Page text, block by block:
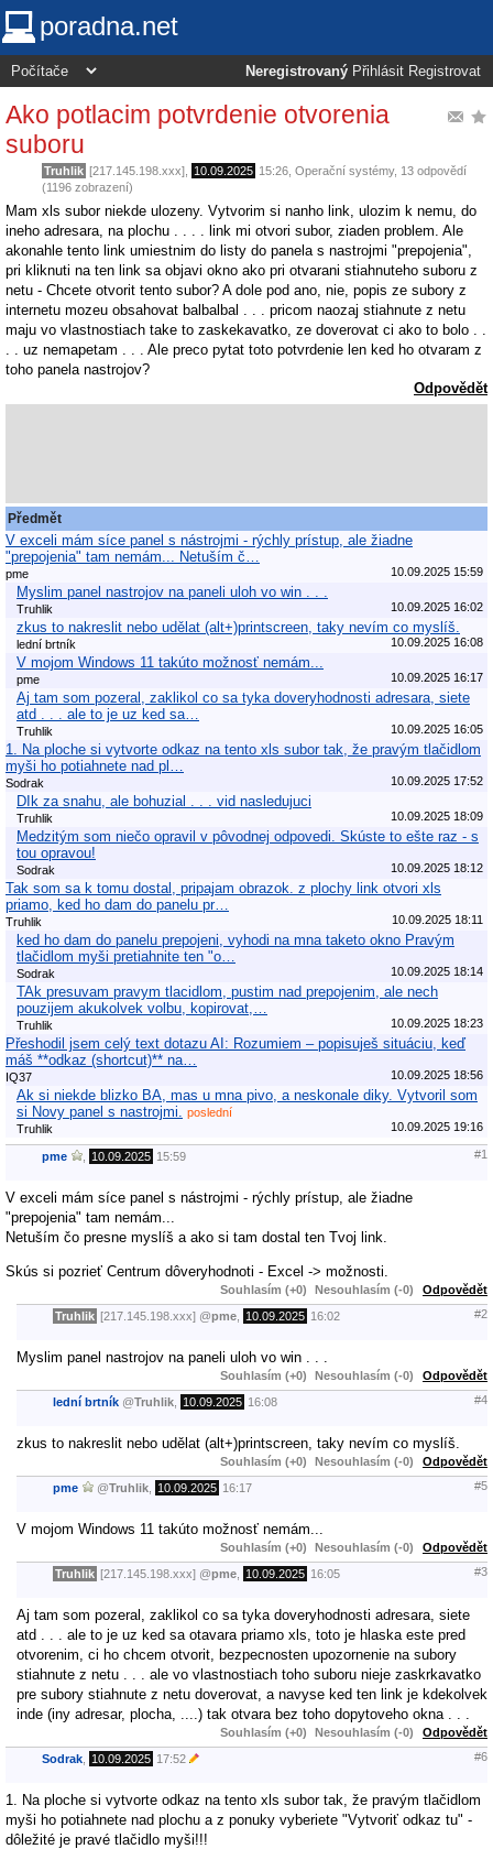
poradna.net
Neregistrovaný Přihlásit Registrovat
Ako potlacim potvrdenie otvorenia
suboru
Truhlik [217.145.198.xxx], 10.09.2025 15:26 Operační systémy, 13 odpovědí
(1196 zobrazení)
Mam xls subor niekde ulozeny. Vytvorim si nanho link, ulozim k nemu, do
ineho adresara, na plochu . . . . link mi otvori subor, ziaden problem. Ale
akonahle tento link umiestnim do listy do panela s nastrojmi "prepojenia",
pri kliknuti na ten link sa objavi okno ako pri otvarani stiahnuteho suboru z
netu - Chcete otvorit tento subor? A dole pod ano, nie, popis ze subory z
internetu mozeu obsahovat balbalbal . . . pricom naozaj stiahnute z netu
maju vo vlastnostiach take to zaskekavatko, ze doverovat ci ako to bolo . .
. . uz nemapetam . . . Ale preco pytat toto potvrdenie len ked ho otvaram z
toho panela nastrojov?
Odpovědět
Předmět
V exceli mám síce panel s nástrojmi - rýchly prístup, ale žiadne
"prepojenia" tam nemám... Netuším č…
pme 10.09.2025 15:59
Myslim panel nastrojov na paneli uloh vo win . . .
Truhlik 10.09.2025 16:02
zkus to nakreslit nebo udělat (alt+)printscreen, taky nevím co myslíš.
lední brtník 10.09.2025 16:08
V mojom Windows 11 takúto možnosť nemám...
pme 10.09.2025 16:17
Aj tam som pozeral, zaklikol co sa tyka doveryhodnosti adresara, siete
atd . . . ale to je uz ked sa…
Truhlik 10.09.2025 16:05
1. Na ploche si vytvorte odkaz na tento xls subor tak, že pravým tlačidlom
myši ho potiahnete nad pl…
Sodrak 10.09.2025 17:52
DIk za snahu, ale bohuzial . . . vid nasledujuci
Truhlik 10.09.2025 18:09
Medzitým som niečo opravil v pôvodnej odpovedi. Skúste to ešte raz - s
tou opravou!
Sodrak 10.09.2025 18:12
Tak som sa k tomu dostal, pripajam obrazok. z plochy link otvori xls
priamo, ked ho dam do panelu pr…
Truhlik 10.09.2025 18:11
ked ho dam do panelu prepojeni, vyhodi na mna taketo okno Pravým
tlačidlom myši pretiahnite ten "o…
Sodrak 10.09.2025 18:14
TAk presuvam pravym tlacidlom, pustim nad prepojenim, ale nech
pouzijem akukolvek volbu, kopirovat,…
Truhlik 10.09.2025 18:23
Přeshodil jsem celý text dotazu AI: Rozumiem – popisuješ situáciu, keď
máš **odkaz (shortcut)** na…
IQ37 10.09.2025 18:56
Ak si niekde blizko BA, mas u mna pivo, a neskonale diky. Vytvoril som
si Novy panel s nastrojmi.
poslední
Truhlik
10.09.2025 19:16
pme 10.09.2025 15:59 #1
V exceli mám síce panel s nástrojmi - rýchly prístup, ale žiadne
"prepojenia" tam nemám...
Netuším čo presne myslíš a ako si tam dostal ten Tvoj link.
Skús si pozrieť Centrum dôveryhodnoti - Excel -> možnosti.
Souhlasím (+0) Nesouhlasím (-0) Odpovědět
Truhlik [217.145.198.xxx] @pme 10.09.2025 16:02 #2
Myslim panel nastrojov na paneli uloh vo win . . .
Souhlasím (+0) Nesouhlasím (-0) Odpovědět
lední brtník @Truhlik 10.09.2025 16:08 #4
zkus to nakreslit nebo udělat (alt+)printscreen, taky nevím co myslíš.
Souhlasím (+0) Nesouhlasím (-0) Odpovědět
pme @Truhlik 10.09.2025 16:17 #5
V mojom Windows 11 takúto možnosť nemám...
Souhlasím (+0) Nesouhlasím (-0) Odpovědět
Truhlik [217.145.198.xxx] @pme 10.09.2025 16:05 #3
Aj tam som pozeral, zaklikol co sa tyka doveryhodnosti adresara, siete
atd . . . ale to je uz ked sa otavara priamo xls, toto je hlaska este pred
otvorenim, ci ho chcem otvorit, bezpecnosten upozornenie na subory
stiahnute z netu . . . ale vo vlastnostiach toho suboru nieje zaskrkavatko
pre subory stiahnute z netu doverovat, a navyse ked ten link je kdekolvek
inde (iny adresar, plocha, ....) tak otvara bez toho dopytoveho okna . . .
Souhlasím (+0) Nesouhlasím (-0) Odpovědět
Sodrak 10.09.2025 17:52 #6
1. Na ploche si vytvorte odkaz na tento xls subor tak, že pravým tlačidlom
myši ho potiahnete nad plochu a z ponuky vyberiete "Vytvoriť odkaz tu" -
dôležité je pravé tlačidlo myši!!!